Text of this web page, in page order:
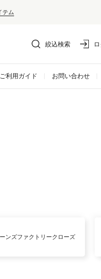
テム
絞込検索
ご利用ガイド お問い合わせ
ンズファクトリークローズ